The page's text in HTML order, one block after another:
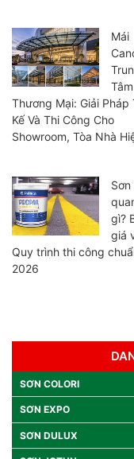
Mái
Tâm
Thương Mại: Giải Pháp
Kế Và Thi Công Cho
Showroom, Tòa Nhà
Sơn
gì?
giá
Quy trình thi công
2026
SƠN COLORI
SƠN EXPO
SƠN DULUX